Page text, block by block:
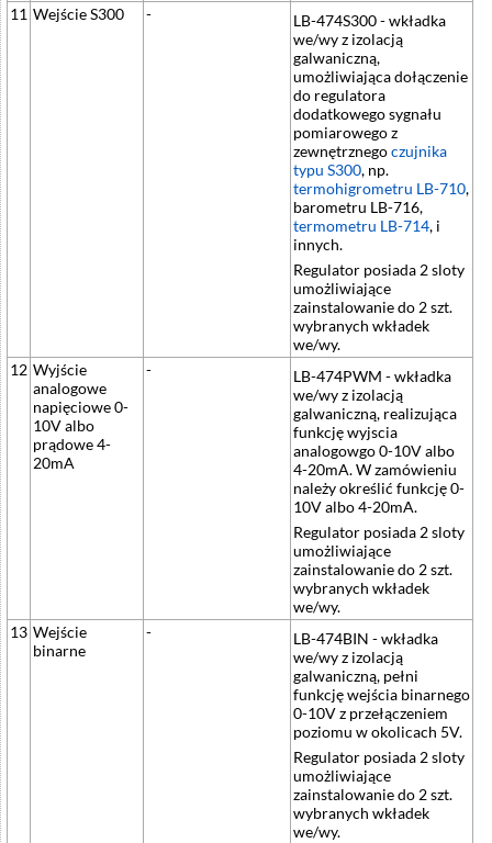
11 Wejście S300 -
LB-474S300 - wkładka
we/wy z izolacją
galwaniczną,
umożliwiająca dołączenie
do regulatora
dodatkowego sygnału
pomiarowego z
zewnętrznegoczujnika
typu S300, np.
termohigrometru LB-710,
barometru LB-716,
termometru LB-714, i
innych.
Regulator posiada 2 sloty
umożliwiające
zainstalowanie do 2 szt.
wybranych wkładek
we/wy.
12 Wyjście
analogowe
napięciowe 0-
10V albo
prądowe 4-
20mA
-
LB-474PWM - wkładka
we/wy z izolacją
galwaniczną, realizująca
funkcję wyjscia
analogowgo 0-10V albo
4-20mA. W zamówieniu
należy określić funkcję 0-
10V albo 4-20mA.
Regulator posiada 2 sloty
umożliwiające
zainstalowanie do 2 szt.
wybranych wkładek
we/wy.
13 Wejście
binarne
-
LB-474BIN - wkładka
we/wy z izolacją
galwaniczną, pełni
funkcję wejścia binarnego
0-10V z przełączeniem
poziomu w okolicach 5V.
Regulator posiada 2 sloty
umożliwiające
zainstalowanie do 2 szt.
wybranych wkładek
we/wy.